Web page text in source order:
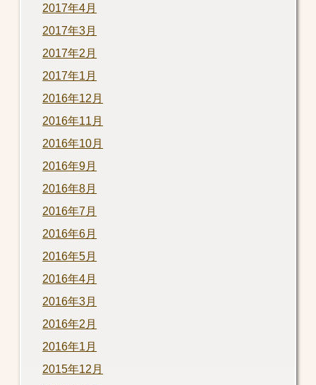
2017年4月
2017年3月
2017年2月
2017年1月
2016年12月
2016年11月
2016年10月
2016年9月
2016年8月
2016年7月
2016年6月
2016年5月
2016年4月
2016年3月
2016年2月
2016年1月
2015年12月